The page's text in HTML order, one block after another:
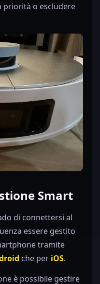
priorità o escludere
Smart
di connettersi al
essere gestito
tramite
che per iOS.
è possibile gestire